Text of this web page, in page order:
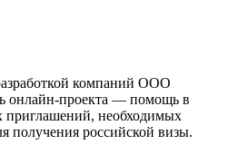
компаний ООО
онлайн-проекта — помощь в
приглашений, необходимых
получения российской визы.